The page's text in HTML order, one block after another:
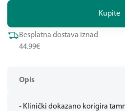
Opis
- Klinički dokazano korigira
Kupite
Besplatna dostava iznad
44.99€